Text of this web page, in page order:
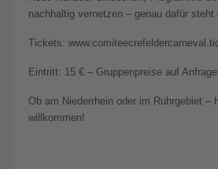
nachhaltig vernetzen – genau dafür steht
Tickets:
Eintritt: 15 € – Gruppenpreise auf
Ob am Niederrhein oder im Ruhrgebiet –
willkommen!